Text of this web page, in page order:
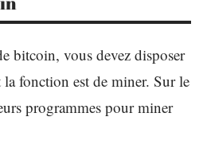
bitcoin, vous devez disposer
fonction est de miner. Sur le
programmes pour miner